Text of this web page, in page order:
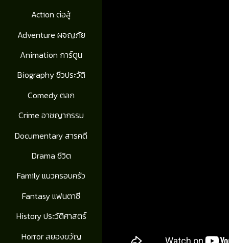
Action ต่อสู้
Adventure ผจญภัย
Animation การ์ตูน
Biography ชีวประวัติ
Comedy ตลก
Crime อาชญากรรม
Documentary สารคดี
Drama ชีวิต
Family แนวครอบครัว
Fantasy แฟนตาซี
History ประวัติศาสตร์
Horror สยองขวัญ